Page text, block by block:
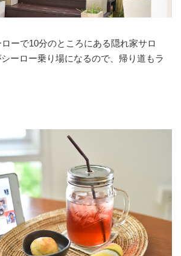
ーで10分のところにある隠れ家サロ
ーロー乗り場になるので、帰り道もラ